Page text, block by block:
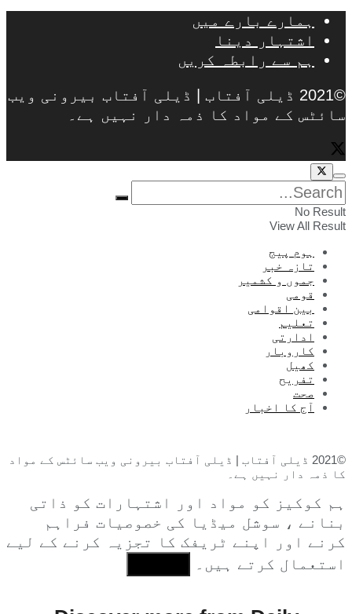
ہمارے بارے میں
اشتہار دینا
ہم سے رابطہ کریں
©2021 ڈیلی آفتاب | ڈیلی آفتاب بیرونی ویب
سائٹس کے مواد کا ذمہ دار نہیں ہے۔
No Result
View All Result
ہوم پیج
تازہ خبر
جموں و کشمیر
قومی
بین اقوامی
تعلیم
ادارتی
کاروبار
کھیل
تفریح
صحت
آج کا اخبار
©2021 ڈیلی آفتاب | ڈیلی آفتاب بیرونی ویب سائٹس کے مواد
کا ذمہ دار نہیں ہے۔
ہم کوکیز کو مواد اور اشتہارات کو ذاتی
بنانے ، سوشل میڈیا کی خصوصیات فراہم
کرنے اور اپنے ٹریفک کا تجزیہ کرنے کے لیے
استعمال کرتے ہیں۔